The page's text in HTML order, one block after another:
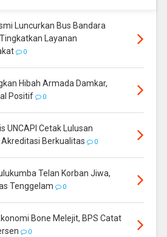
Luncurkan Bus Bandara
Layanan
0
Hibah Armada Damkar,
Positif
0
UNCAPI Cetak Lulusan
Berkualitas
0
Telan Korban Jiwa,
Tenggelam
0
Bone Melejit, BPS Catat
0